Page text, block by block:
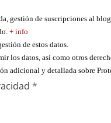
gestión de suscripciones al
+ info
de estos datos.
los datos, así como otros
adicional y detallada sobre
*